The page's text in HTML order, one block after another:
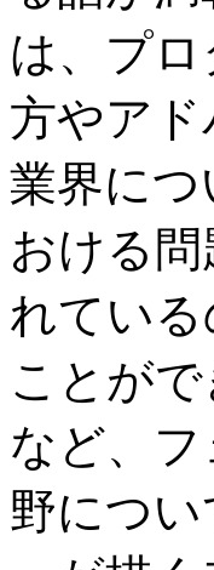
は、プ
方やア
業界に
おける
れてい
ことが
など、
野につ